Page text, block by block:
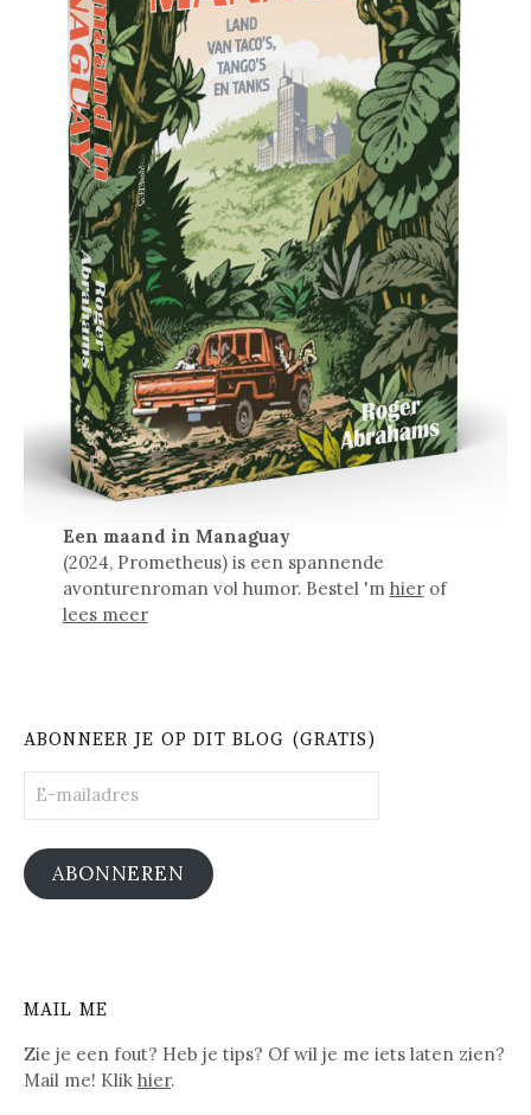
Een maand in Managuay
(2024, Prometheus) is een spannende
avonturenroman vol humor. Bestel 'm hierof
lees meer
ABONNEER JE OP DIT BLOG (GRATIS)
mailadres
ABONNEREN
MAIL ME
Zie je een fout? Heb je tips? Of wil je me iets laten zien?
Mail me! Klik hier.